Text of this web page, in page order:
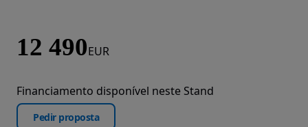
12 490EUR
Financiamento disponível neste Stand
Pedir proposta